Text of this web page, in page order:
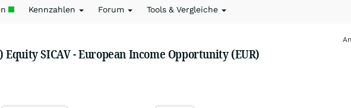
Kennzahlen Forum Tools & Vergleiche
SICAV - European Income Opportunity (EUR)